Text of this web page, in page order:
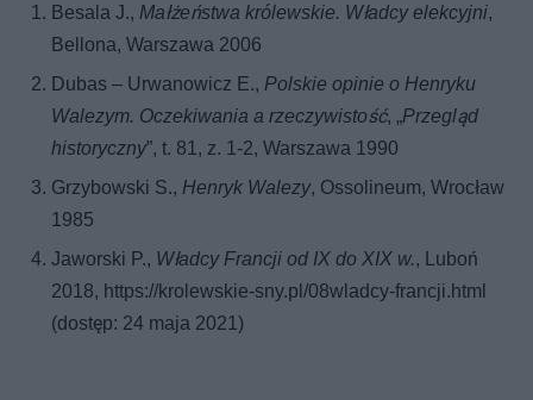
Besala J.,Małżeństwa królewskie. Władcy elekcyjni,
Bellona, Warszawa 2006
Dubas – Urwanowicz E.,Polskie opinie o Henryku
Walezym. Oczekiwania a rzeczywistość, „Przegląd
historyczny”, t. 81, z. 1-2, Warszawa 1990
Grzybowski S.,Henryk Walezy, Ossolineum, Wrocław
1985
Jaworski P., Władcy Francji od IX do XIX w., Luboń
2018, https://krolewskie-sny.pl/08wladcy-francji.html
(dostęp: 24 maja 2021)